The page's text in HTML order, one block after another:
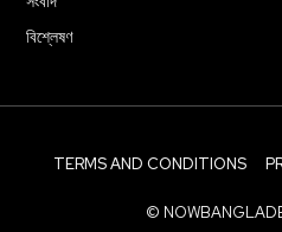
বিশ্লেষণ
TERMS AND CONDITIONS
©